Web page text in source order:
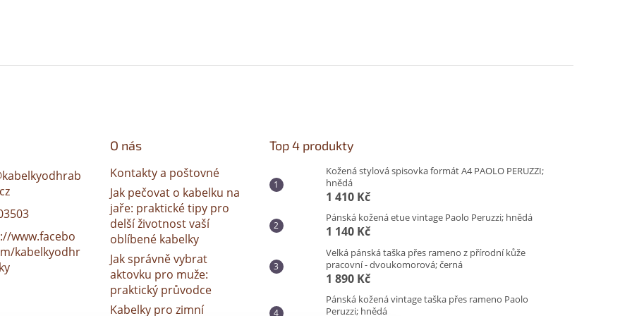
kabelkyodhrab
www.facebo
kabelkyodhr
O nás
Kontakty a poštovné
Jak pečovat o kabelku na
jaře: praktické tipy pro
delší životnost vaší
oblíbené kabelky
Jak správně vybrat
aktovku pro muže:
praktický průvodce
Kabelky pro zimní
Top 4 produkty
Kožená stylová spisovka formát A4 PAOLO PERUZZI;
hnědá
1 410 Kč
Pánská kožená etue vintage Paolo Peruzzi; hnědá
1 140 Kč
Velká pánská taška přes rameno z přírodní kůže
pracovní - dvoukomorová; černá
1 890 Kč
Pánská kožená vintage taška přes rameno Paolo
Peruzzi; hnědá